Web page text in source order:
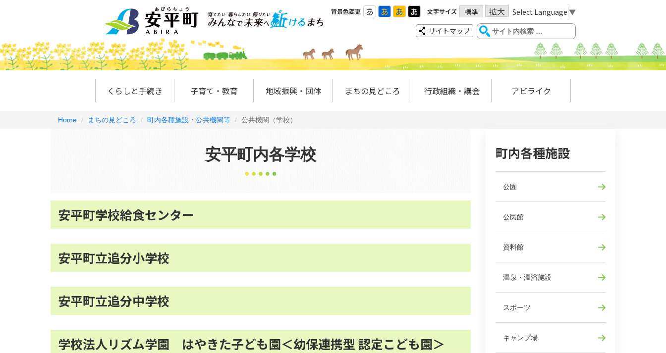
背景色変更 あ あ あ あ 文字サイズ 標準 拡大 Select Language ▼
サイトマップ
くらしと手続き 子育て・教育 地域振興・団体 まちの見どころ 行政組織・議会 アビライク
Home まちの見どころ 町内各種施設・公共機関等 公共機関（学校）
安平町内各学校
安平町学校給食センター
安平町立追分小学校
安平町立追分中学校
学校法人リズム学園 はやきた子ども園＜幼保連携型 認定こども園＞
町内各種施設
公園
公民館
資料館
温泉・温浴施設
スポーツ
キャンプ場